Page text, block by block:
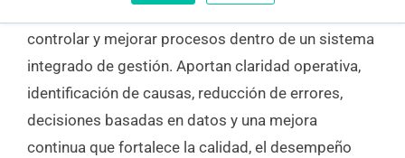
controlar y mejorar procesos dentro de un sistema
integrado de gestión. Aportan claridad operativa,
identificación de causas, reducción de errores,
decisiones basadas en datos y una mejora
continua que fortalece la calidad, el desempeño